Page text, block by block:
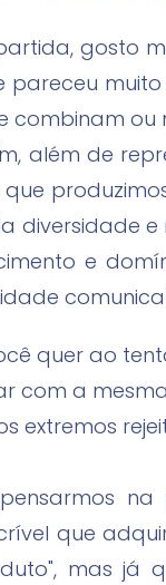
gosto
pareceu
combinam ou
além de
diversidade
e
quer ao
com a
extremos
que
mas já